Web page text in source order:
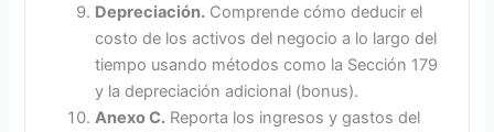
Depreciación. Comprende cómo deducir el
costo de los activos del negocio a lo largo del
tiempo usando métodos como la Sección 179
y la depreciación adicional (bonus).
Anexo C. Reporta los ingresos y gastos del